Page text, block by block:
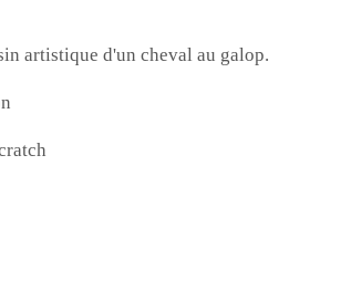
artistique d'un cheval au galop.